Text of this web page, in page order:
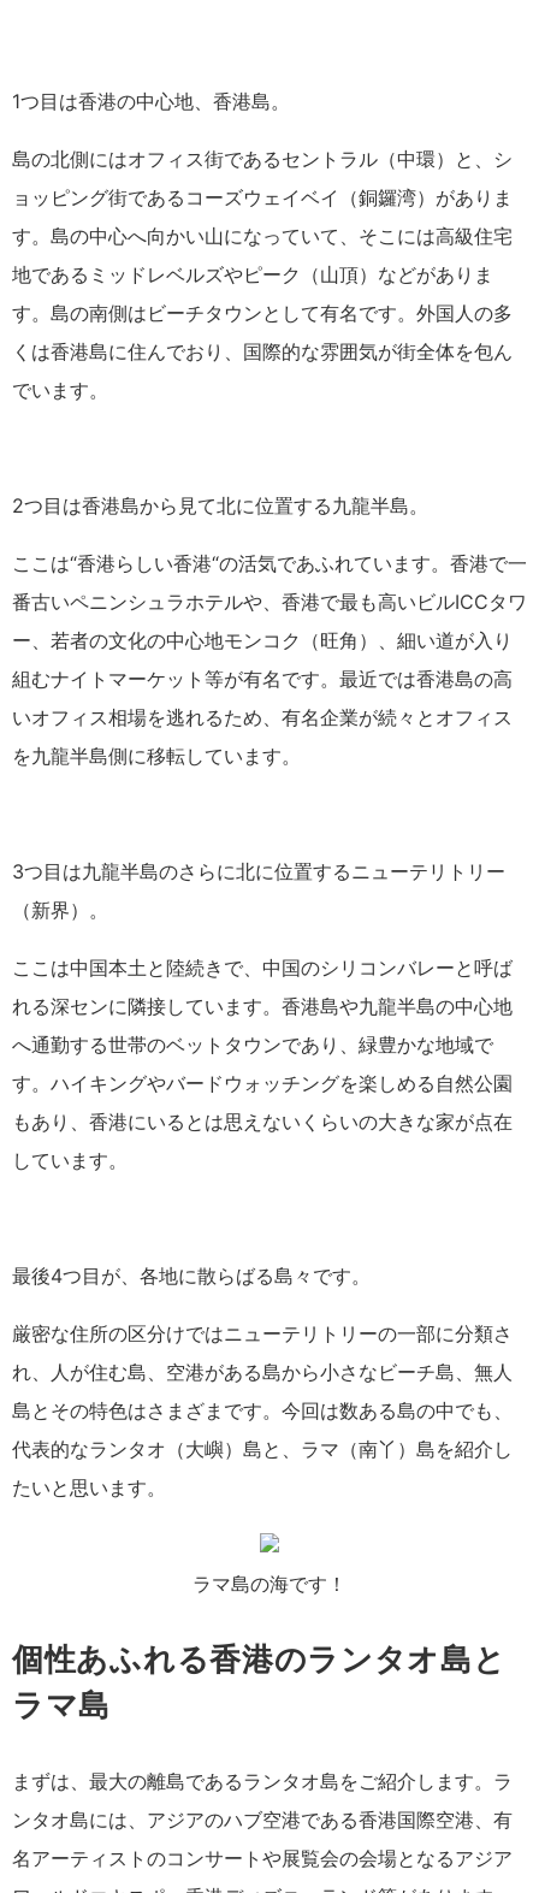
1つ目は香港の中心地、香港島。
島の北側にはオフィス街であるセントラル（中環）と、シ
ョッピング街であるコーズウェイベイ（銅鑼湾）がありま
す。島の中心へ向かい山になっていて、そこには高級住宅
地であるミッドレベルズやピーク（山頂）などがありま
す。島の南側はビーチタウンとして有名です。外国人の多
くは香港島に住んでおり、国際的な雰囲気が街全体を包ん
でいます。
2つ目は香港島から見て北に位置する九龍半島。
ここは“香港らしい香港“の活気であふれています。香港で一
番古いペニンシュラホテルや、香港で最も高いビルICCタワ
ー、若者の文化の中心地モンコク（旺角）、細い道が入り
組むナイトマーケット等が有名です。最近では香港島の高
いオフィス相場を逃れるため、有名企業が続々とオフィス
を九龍半島側に移転しています。
3つ目は九龍半島のさらに北に位置するニューテリトリー
（新界）。
ここは中国本土と陸続きで、中国のシリコンバレーと呼ば
れる深センに隣接しています。香港島や九龍半島の中心地
へ通勤する世帯のベットタウンであり、緑豊かな地域で
す。ハイキングやバードウォッチングを楽しめる自然公園
もあり、香港にいるとは思えないくらいの大きな家が点在
しています。
最後4つ目が、各地に散らばる島々です。
厳密な住所の区分けではニューテリトリーの一部に分類さ
れ、人が住む島、空港がある島から小さなビーチ島、無人
島とその特色はさまざまです。今回は数ある島の中でも、
代表的なランタオ（大嶼）島と、ラマ（南丫）島を紹介し
たいと思います。
ラマ島の海です！
個性あふれる香港のランタオ島と
ラマ島
まずは、最大の離島であるランタオ島をご紹介します。ラ
ンタオ島には、アジアのハブ空港である香港国際空港、有
名アーティストのコンサートや展覧会の会場となるアジア